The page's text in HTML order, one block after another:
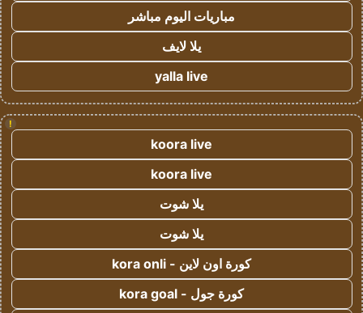
مباريات اليوم مباشر
يلا لايف
yalla live
!
koora live
koora live
يلا شوت
يلا شوت
كورة اون لاين - kora onli
كورة جول - kora goal